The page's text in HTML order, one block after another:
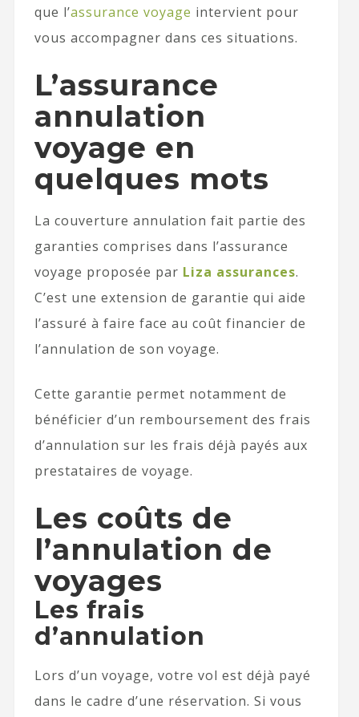
que l’assurance voyage intervient pour
vous accompagner dans ces situations.
L’assurance
annulation
voyage en
quelques mots
La couverture annulation fait partie des
garanties comprises dans l’assurance
voyage proposée par Liza assurances.
C’est une extension de garantie qui aide
l’assuré à faire face au coût financier de
l’annulation de son voyage.
Cette garantie permet notamment de
bénéficier d’un remboursement des frais
d’annulation sur les frais déjà payés aux
prestataires de voyage.
Les coûts de
l’annulation de
voyages
Les frais
d’annulation
Lors d’un voyage, votre vol est déjà payé
dans le cadre d’une réservation. Si vous